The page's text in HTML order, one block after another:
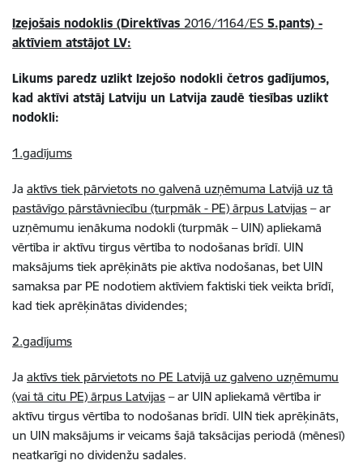
Izejošais nodoklis (Direktīvas 2016/1164/ES 5.pants) -
aktīviem atstājot LV:
Likums paredz uzlikt Izejošo nodokli četros gadījumos,
kad aktīvi atstāj Latviju un Latvija zaudē tiesības uzlikt
nodokli:
1.gadījums
Ja aktīvs tiek pārvietots no galvenā uzņēmuma Latvijā uz tā
pastāvīgo pārstāvniecību (turpmāk - PE) ārpus Latvijas – ar
uzņēmumu ienākuma nodokli (turpmāk – UIN) apliekamā
vērtība ir aktīvu tirgus vērtība to nodošanas brīdī. UIN
maksājums tiek aprēķināts pie aktīva nodošanas, bet UIN
samaksa par PE nodotiem aktīviem faktiski tiek veikta brīdī,
kad tiek aprēķinātas dividendes;
2.gadījums
Ja aktīvs tiek pārvietots no PE Latvijā uz galveno uzņēmumu
(vai tā citu PE) ārpus Latvijas – ar UIN apliekamā vērtība ir
aktīvu tirgus vērtība to nodošanas brīdī. UIN tiek aprēķināts,
un UIN maksājums ir veicams šajā taksācijas periodā (mēnesī)
neatkarīgi no dividenžu sadales.